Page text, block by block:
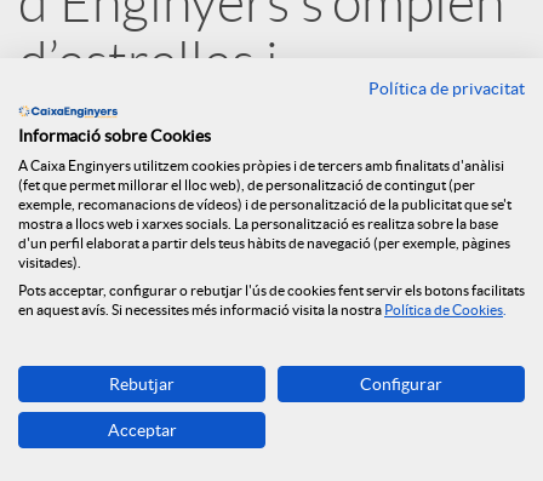
x
e
s
S
o
c
d’estrelles i
encapçalen els
rankings
21.07.2020
Política de privacitat
Informació sobre Cookies
A Caixa Enginyers utilitzem cookies pròpies i de tercers amb finalitats d'anàlisi
(fet que permet millorar el lloc web), de personalització de contingut (per
exemple, recomanacions de vídeos) i de personalització de la publicitat que se't
mostra a llocs web i xarxes socials. La personalització es realitza sobre la base
d'un perfil elaborat a partir dels teus hàbits de navegació (per exemple, pàgines
visitades).
Pots acceptar, configurar o rebutjar l'ús de cookies fent servir els botons facilitats
en aquest avís. Si necessites més informació visita la nostra Política de Cookies
Rebutjar Configurar
Acceptar